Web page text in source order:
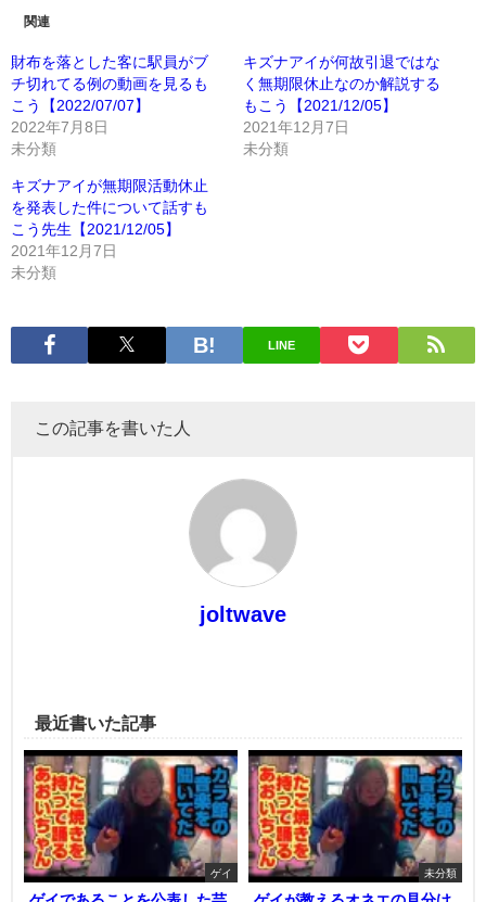
関連
財布を落とした客に駅員がブ
チ切れてる例の動画を見るも
こう【2022/07/07】
2022年7月8日
未分類
キズナアイが何故引退ではな
く無期限休止なのか解説する
もこう【2021/12/05】
2021年12月7日
未分類
キズナアイが無期限活動休止
を発表した件について話すも
こう先生【2021/12/05】
2021年12月7日
未分類
LINE
この記事を書いた人
joltwave
最近書いた記事
ゲイ 未分類